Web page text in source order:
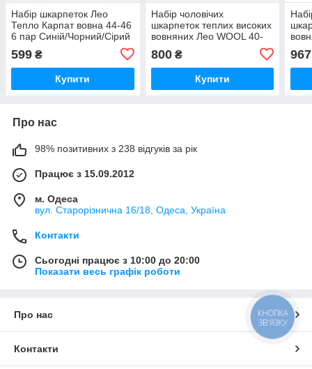
Набір шкарпеток Лео
Тепло Карпат вовна 44-46
6 пар Синій/Чорний/Сірий
599 ₴
Купити
Набір чоловічих
шкарпеток теплих високих
вовняних Лео WOOL 40-
45 12 пари Сірий/Синій/
Хакі (ROZ6501054593)
800₴
Купити
967
Про нас
98% позитивних з 238 відгуків за рік
Працює з 15.09.2012
м. Одеса
вул. Старорізнична 16/18, Одеса, Україна
Контакти
Сьогодні працює з 10:00 до 20:00
Показати весь графік роботи
Про нас
Контакти
КНОПКА
ЗВ'ЯЗКУ